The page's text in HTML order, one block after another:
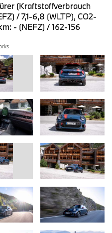
(Kraftstoffverbrauch
/ 7,1-6,8 (WLTP), CO2-
- (NEFZ) / 162-156